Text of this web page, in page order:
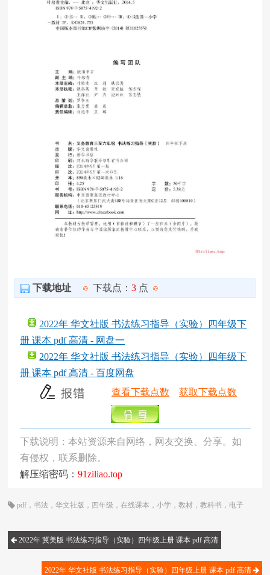
下载地址 下载点：3 点
2022年 华文社版 书法练习指导（实验）四年级下
册 课本 pdf 高清 - 网盘一
2022年 华文社版 书法练习指导（实验）四年级下
册 课本 pdf 高清 - 百度网盘
查看下载点数
获取下载点数
下载说明：本站资源来自网络，网友交换、分享。如
有侵权，联系删除。
解压缩密码：91ziliao.top
pdf ，书法 ，华文社版 ， 四年级 ，在线课本 ，小学 ，教材 ，教科书 ， 电子
2022年 冀美版 书法练习指导（实验）四年级上册 课本 pdf 高清
2022年 华文社版 书法练习指导（实验）四年级上册 课本 pdf 高清